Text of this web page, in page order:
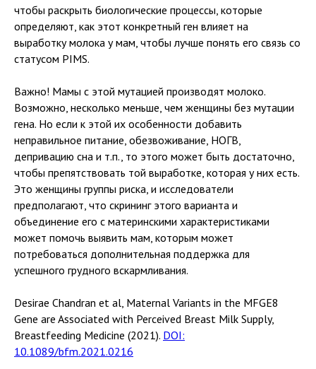
чтобы раскрыть биологические процессы, которые
определяют, как этот конкретный ген влияет на
выработку молока у мам, чтобы лучше понять его связь со
статусом PIMS.
Важно! Мамы с этой мутацией производят молоко.
Возможно, несколько меньше, чем женщины без мутации
гена. Но если к этой их особенности добавить
неправильное питание, обезвоживание, НОГВ,
депривацию сна и т.п., то этого может быть достаточно,
чтобы препятствовать той выработке, которая у них есть.
Это женщины группы риска, и исследователи
предполагают, что скрининг этого варианта и
объединение его с материнскими характеристиками
может помочь выявить мам, которым может
потребоваться дополнительная поддержка для
успешного грудного вскармливания.
Desirae Chandran et al, Maternal Variants in the MFGE8
Gene are Associated with Perceived Breast Milk Supply,
Breastfeeding Medicine (2021). DOI:
10.1089/bfm.2021.0216